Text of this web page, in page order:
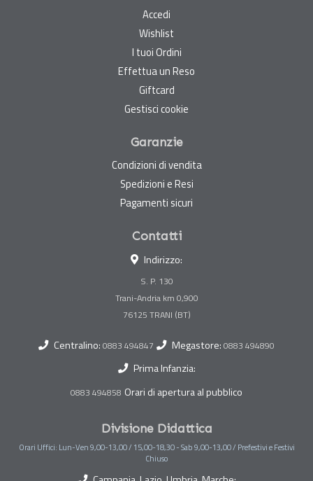
Accedi
Wishlist
I tuoi Ordini
Effettua un Reso
Giftcard
Gestisci cookie
Garanzie
Condizioni di vendita
Spedizioni e Resi
Pagamenti sicuri
Contatti
Indirizzo:
S. P. 130
Trani-Andria km 0,900
Centralino: 0883 494847 Megastore: 0883 494890
Prima Infanzia:
0883 494858 Orari di apertura al pubblico
Divisione Didattica
Orari Uffici: Lun-Ven 9,00-13,00 / 15,00-18,30 - Sab 9,00-13,00 / Prefestivi e Festivi
Chiuso